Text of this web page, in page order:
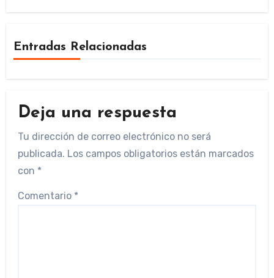
Entradas Relacionadas
Deja una respuesta
Tu dirección de correo electrónico no será
publicada. Los campos obligatorios están marcados
con *
Comentario *